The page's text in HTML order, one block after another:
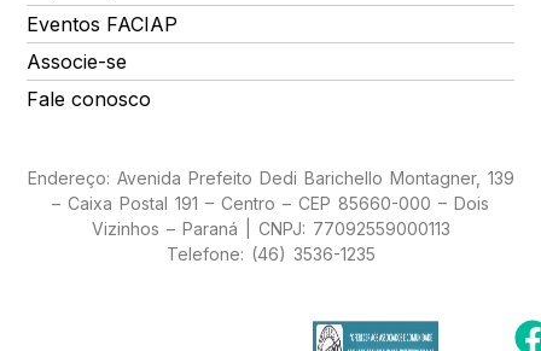
Eventos FACIAP
Associe-se
Fale conosco
Endereço: Avenida Prefeito Dedi Barichello Montagner, 139
– Caixa Postal 191 – Centro – CEP 85660-000 – Dois
Vizinhos – Paraná | CNPJ: 77092559000113
Telefone: (46) 3536-1235